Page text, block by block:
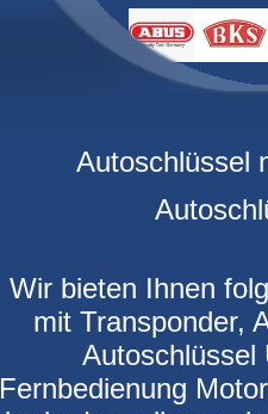
Autoschlüssel
Wir bieten Ihnen
mit Transponder,
Autoschlüssel
Fernbedienung